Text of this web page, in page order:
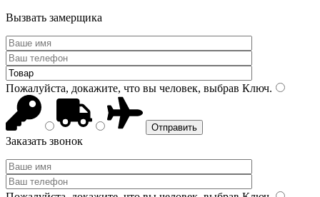
Вызвать замерщика
Пожалуйста, докажите, что вы человек, выбрав Ключ.
Заказать звонок